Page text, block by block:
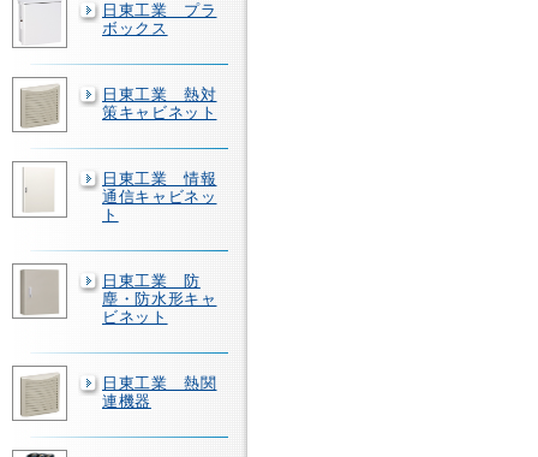
日東工業 プラ
ボックス
日東工業 熱対
策キャビネット
日東工業 情報
通信キャビネッ
ト
日東工業 防
塵・防水形キャ
ビネット
日東工業 熱関
連機器